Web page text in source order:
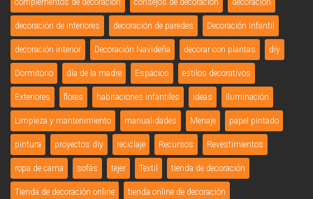
complementos de decoración consejos de decoración decoración
decoración de interiores decoración de paredes Decoración Infantil
decoración interior Decoración Navideña decorar con plantas diy
Dormitorio día de la madre Espacios estilos decorativos
Exteriores flores habitaciones infantiles ideas Iluminación
Limpieza y mantenimiento manualidades Menaje papel pintado
pintura proyectos diy reciclaje Recursos Revestimientos
ropa de cama sofás tejer Textil tienda de decoración
Tienda de decoración online tienda online de decoración